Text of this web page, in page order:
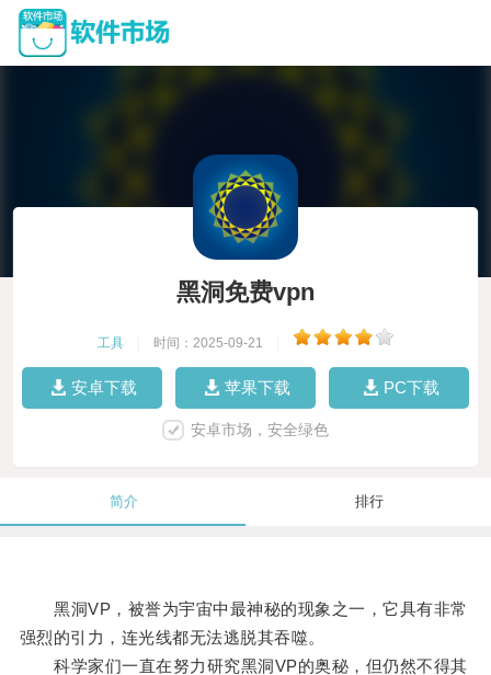
黑洞免费vpn
工具 时间：2025-09-21
安卓下载 苹果下载 PC下载
安卓市场，安全绿色
简介 排行
黑洞VP，被誉为宇宙中最神秘的现象之一，它具有非常
强烈的引力，连光线都无法逃脱其吞噬。
科学家们一直在努力研究黑洞VP的奥秘，但仍然不得其